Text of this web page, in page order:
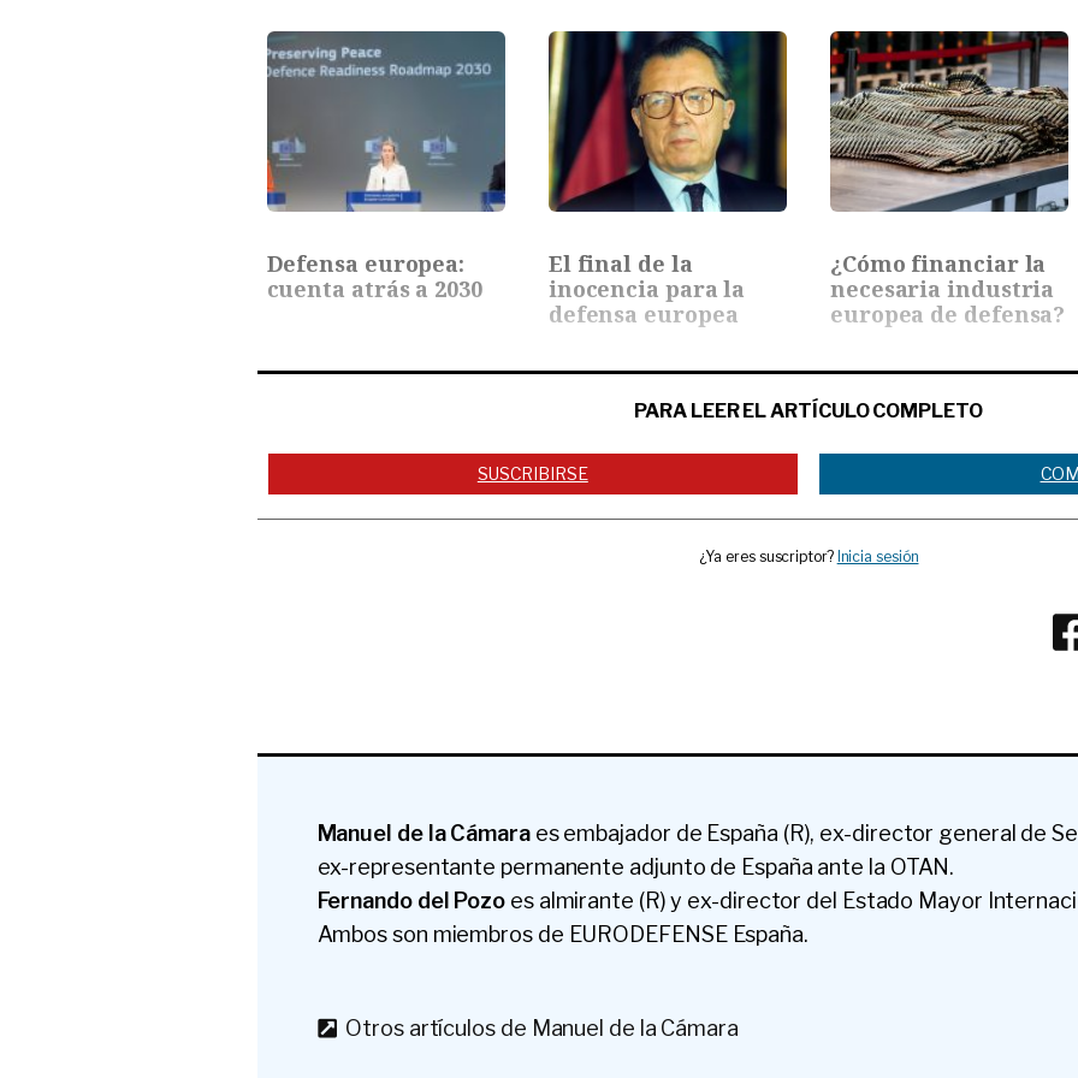
Defensa europea:
cuenta atrás a 2030
El final de la
inocencia para la
defensa europea
¿Cómo financiar la
necesaria industria
europea de defensa?
PARA LEER EL ARTÍCULO COMPLETO
SUSCRIBIRSE
¿Ya eres suscriptor? Inicia sesión
Manuel de la Cámaraes embajador de España (R), ex-director general de
ex-representante permanente adjunto de España ante la OTAN.
Fernando del Pozo es almirante (R) y ex-director del Estado Mayor
Ambos son miembros de EURODEFENSE España.
Otros artículos de Manuel de la Cámara